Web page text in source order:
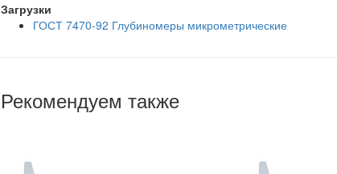
Загрузки
ГОСТ 7470-92 Глубиномеры микрометрические
Рекомендуем также